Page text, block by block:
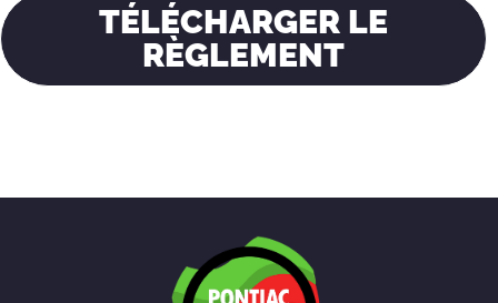
TÉLÉCHARGER LE
RÈGLEMENT